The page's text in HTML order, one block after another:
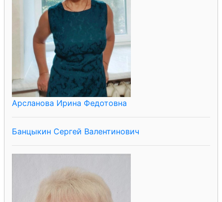
Арсланова Ирина Федотовна
Банцыкин Сергей Валентинович